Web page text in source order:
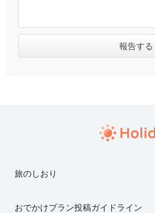
旅のしおり
おでかけプラン投稿ガイドライン